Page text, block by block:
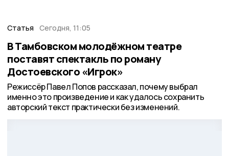
Статья Сегодня, 11:05
В Тамбовском молодёжном театре
поставят спектакль по роману
Достоевского «Игрок»
Режиссёр Павел Попов рассказал, почему выбрал
именно это произведение и как удалось сохранить
авторский текст практически без изменений.